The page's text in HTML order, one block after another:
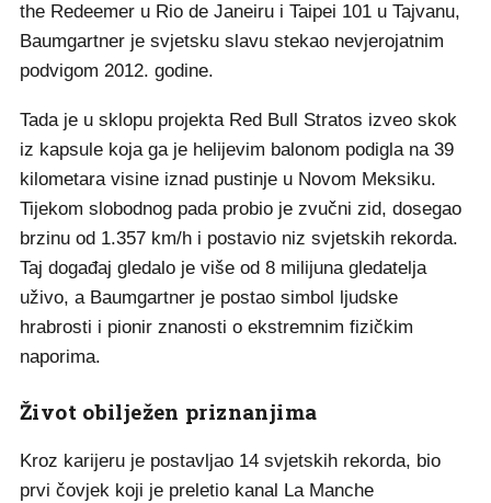
the Redeemer u Rio de Janeiru i Taipei 101 u Tajvanu,
Baumgartner je svjetsku slavu stekao nevjerojatnim
podvigom 2012. godine.
Tada je u sklopu projekta Red Bull Stratos izveo skok
iz kapsule koja ga je helijevim balonom podigla na 39
kilometara visine iznad pustinje u Novom Meksiku.
Tijekom slobodnog pada probio je zvučni zid, dosegao
brzinu od 1.357 km/h i postavio niz svjetskih rekorda.
Taj događaj gledalo je više od 8 milijuna gledatelja
uživo, a Baumgartner je postao simbol ljudske
hrabrosti i pionir znanosti o ekstremnim fizičkim
naporima.
Život obilježen priznanjima
Kroz karijeru je postavljao 14 svjetskih rekorda, bio
prvi čovjek koji je preletio kanal La Manche